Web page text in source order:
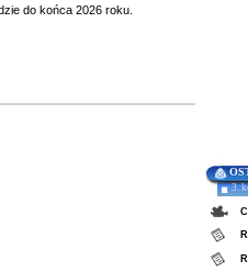
do końca 2026 roku.
3.